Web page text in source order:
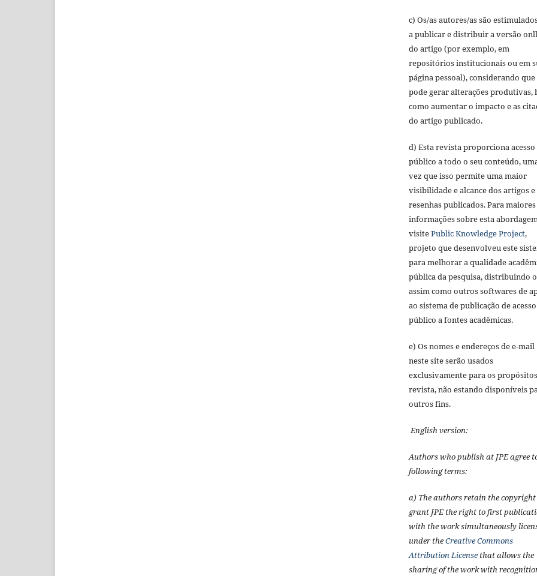
c) Os/as autores/as são
a publicar e distribuir a versão
do artigo (por exemplo, em
repositórios institucionais ou em
página pessoal), considerando que
pode gerar alterações produtivas,
como aumentar o impacto e as
do artigo publicado.
d) Esta revista proporciona acesso
público a todo o seu conteúdo,
vez que isso permite uma maior
visibilidade e alcance dos artigos e
resenhas publicados. Para maiores
informações sobre esta
visitePublic Knowledge Project,
projeto que desenvolveu este
para melhorar a qualidade
pública da pesquisa, distribuindo o
assim como outros softwares de
ao sistema de publicação de acesso
público a fontes acadêmicas.
e) Os nomes e endereços de e-mail
neste site serão usados
exclusivamente para os
revista, não estando disponíveis
outros fins.
English version:
Authors who publish at JPE agree
following terms:
a) The authors retain the
grant JPE the right to first
with the work simultaneously
under theCreative Commons
Attribution Licensethat allows the
sharing of the work with